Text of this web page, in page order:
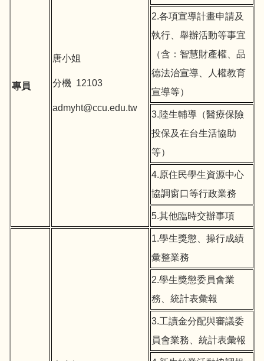
專員
唐小姐
分機 12103
admyht@ccu.edu.tw
2.各項宣導計畫申請及
執行、舉辦活動等事宜
（含：智慧財產權、品
德法治宣導、人權教育
宣導等）
3.陸生輔導（醫療保險
投保及在台生活協助
等）
4.原住民學生資源中心
協調窗口等行政業務
5.其他臨時交辦事項
1.學生獎懲、操行成績
彙整業務
2.學生獎懲委員會業
務、統計表彙報
3.工讀金分配與審議委
員會業務、統計表彙報